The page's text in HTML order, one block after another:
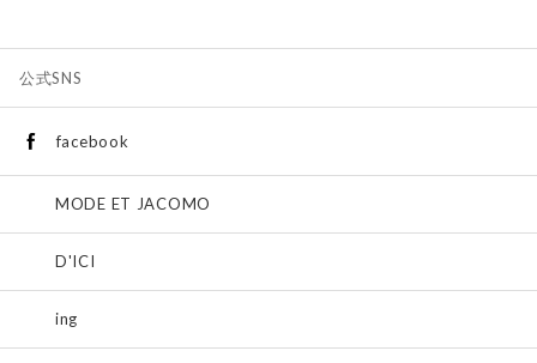
公式SNS
facebook
MODE ET JACOMO
D'ICI
ing